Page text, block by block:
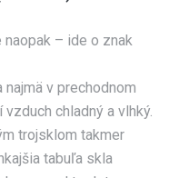
naopak – ide o znak
v prechodnom
chladný a vlhký.
trojsklom takmer
tabuľa skla